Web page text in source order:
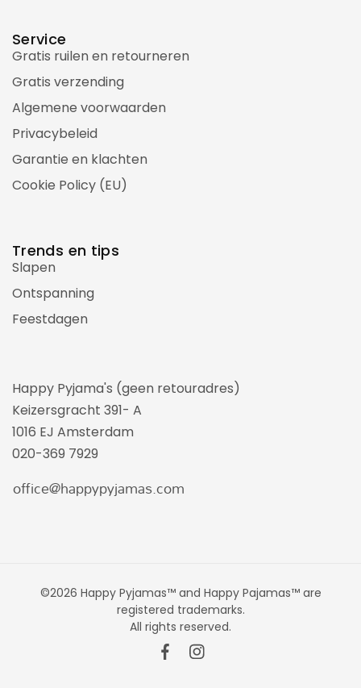
Service
Gratis ruilen en retourneren
Gratis verzending
Algemene voorwaarden
Privacybeleid
Garantie en klachten
Cookie Policy (EU)
Trends en tips
Slapen
Ontspanning
Feestdagen
Happy Pyjama's (geen retouradres)
Keizersgracht 391- A
1016 EJ Amsterdam
020-369 7929
©2026 Happy Pyjamas™ and Happy Pajamas™ are
registered trademarks.
All rights reserved.